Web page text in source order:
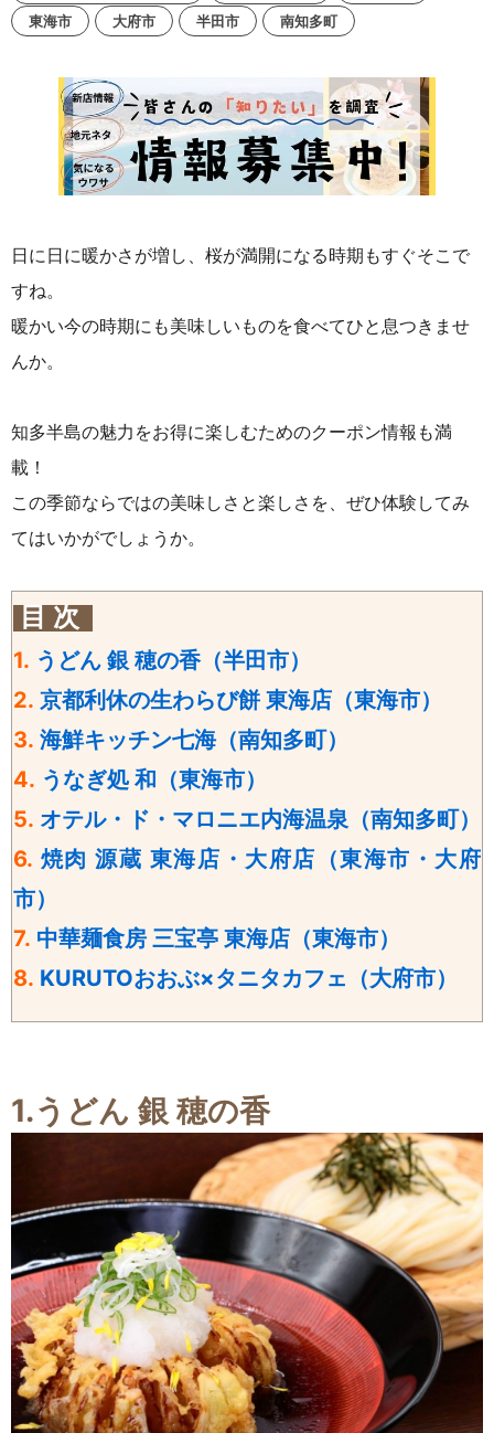
東海市
大府市 半田市 南知多町
日に日に暖かさが増し、桜が満開になる時期もすぐそこで
すね。
暖かい今の時期にも美味しいものを食べてひと息つきませ
んか。
知多半島の魅力をお得に楽しむためのクーポン情報も満
載！
この季節ならではの美味しさと楽しさを、ぜひ体験してみ
てはいかがでしょうか。
目 次
1. うどん 銀 穂の香（半田市）
2. 京都利休の生わらび餅 東海店（東海市）
3. 海鮮キッチン七海（南知多町）
4. うなぎ処 和（東海市）
5. オテル・ド・マロニエ内海温泉（南知多町）
6. 焼肉 源蔵 東海店・大府店（東海市・大府
市）
7. 中華麺食房 三宝亭 東海店（東海市）
8. KURUTOおおぶ×タニタカフェ（大府市）
1.うどん 銀 穂の香